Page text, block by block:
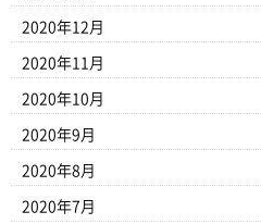
2020年12月
2020年11月
2020年10月
2020年9月
2020年8月
2020年7月